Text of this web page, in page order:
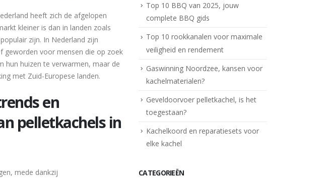
heeft zich de afgelopen
kleiner is dan in landen zoals
zijn. In Nederland zijn
geworden voor mensen die op zoek
hun huizen te verwarmen, maar de
met Zuid-Europese landen.
en
pelletkachels in
mede dankzij
Top 10 BBQ van 2025, jouw
complete BBQ gids
Top 10 rookkanalen voor maximale
veiligheid en rendement
Gaswinning Noordzee, kansen voor
kachelmaterialen?
Geveldoorvoer pelletkachel, is het
toegestaan?
Kachelkoord en reparatiesets voor
elke kachel
CATEGORIEËN